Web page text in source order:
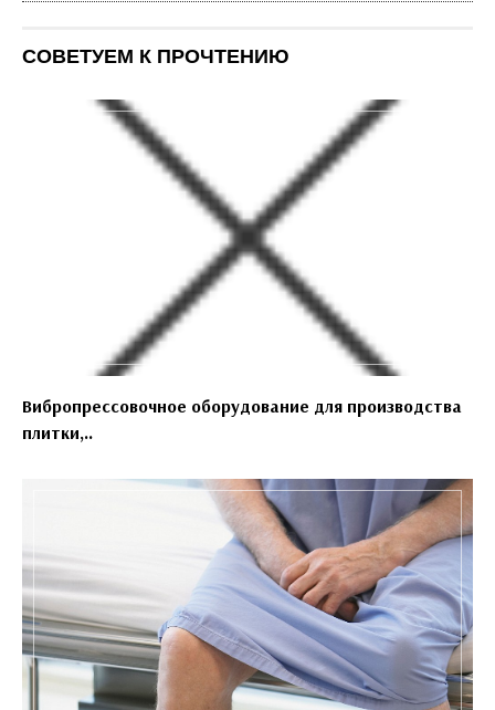
СОВЕТУЕМ К ПРОЧТЕНИЮ
Вибропрессовочное оборудование для производства
плитки,..